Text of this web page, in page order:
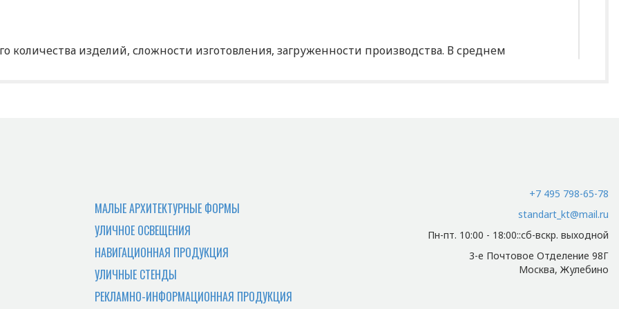
количества изделий, сложности изготовления, загруженности производства. В среднем
заказ самостоятельно?
документы, потребуется доверенность лицу забирающему товар.
области. Цена зависит от адреса поставки и просчитывается индивидуально.
компанией Деловые Линии. Просчет услуги осуществляется индивидуально.
МАЛЫЕ АРХИТЕКТУРНЫЕ ФОРМЫ
УЛИЧНОЕ ОСВЕЩЕНИЯ
НАВИГАЦИОННАЯ ПРОДУКЦИЯ
УЛИЧНЫЕ СТЕНДЫ
РЕКЛАМНО-ИНФОРМАЦИОННАЯ ПРОДУКЦИЯ
+7 495 798-65-78
standart_kt@mail.ru
Пн-пт. 10:00 - 18:00::сб-вскр. выходной
3-е Почтовое Отделение 98Г
Москва, Жулебино